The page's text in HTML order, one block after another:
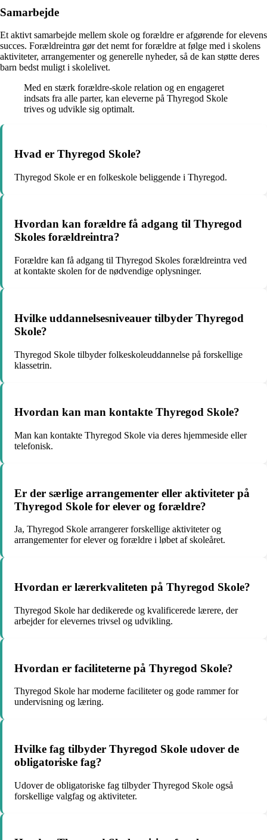
Samarbejde
Et aktivt samarbejde mellem skole og forældre er afgørende for elevens
succes. Forældreintra gør det nemt for forældre at følge med i skolens
aktiviteter, arrangementer og generelle nyheder, så de kan støtte deres
barn bedst muligt i skolelivet.
Med en stærk forældre-skole relation og en engageret
indsats fra alle parter, kan eleverne på Thyregod Skole
trives og udvikle sig optimalt.
Hvad er Thyregod Skole?
Thyregod Skole er en folkeskole beliggende i Thyregod.
Hvordan kan forældre få adgang til Thyregod
Skoles forældreintra?
Forældre kan få adgang til Thyregod Skoles forældreintra ved
at kontakte skolen for de nødvendige oplysninger.
Hvilke uddannelsesniveauer tilbyder Thyregod
Skole?
Thyregod Skole tilbyder folkeskoleuddannelse på forskellige
klassetrin.
Hvordan kan man kontakte Thyregod Skole?
Man kan kontakte Thyregod Skole via deres hjemmeside eller
telefonisk.
Er der særlige arrangementer eller aktiviteter på
Thyregod Skole for elever og forældre?
Ja, Thyregod Skole arrangerer forskellige aktiviteter og
arrangementer for elever og forældre i løbet af skoleåret.
Hvordan er lærerkvaliteten på Thyregod Skole?
Thyregod Skole har dedikerede og kvalificerede lærere, der
arbejder for elevernes trivsel og udvikling.
Hvordan er faciliteterne på Thyregod Skole?
Thyregod Skole har moderne faciliteter og gode rammer for
undervisning og læring.
Hvilke fag tilbyder Thyregod Skole udover de
obligatoriske fag?
Udover de obligatoriske fag tilbyder Thyregod Skole også
forskellige valgfag og aktiviteter.